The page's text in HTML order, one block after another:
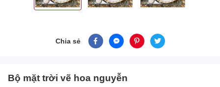
Chia sẻ
Bộ mặt trời vẽ hoa nguyễn